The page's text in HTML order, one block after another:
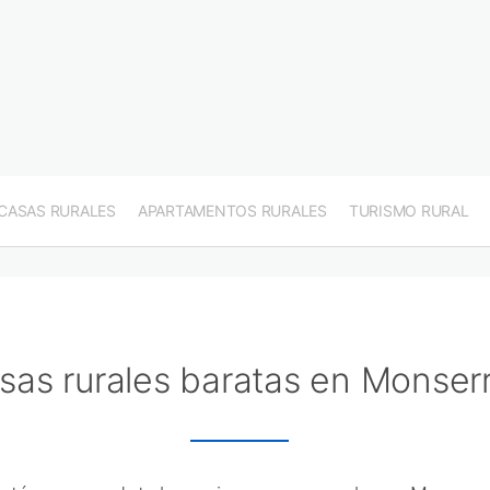
RURALES APARTAMENTOS RURALES TURISMO RURAL
rurales baratas en